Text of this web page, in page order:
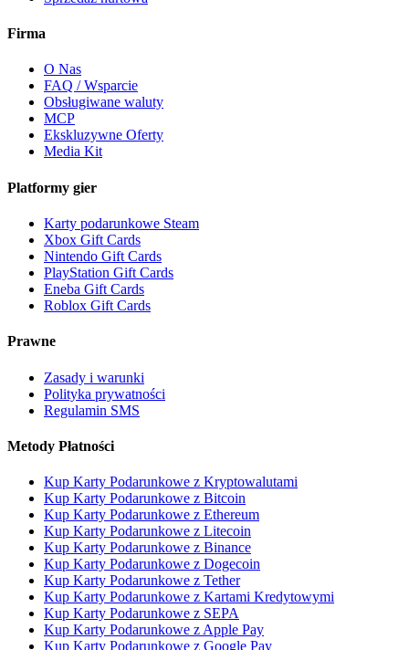
Firma
O Nas
FAQ / Wsparcie
Obsługiwane waluty
MCP
Ekskluzywne Oferty
Media Kit
Platformy gier
Karty podarunkowe Steam
Xbox Gift Cards
Nintendo Gift Cards
PlayStation Gift Cards
Eneba Gift Cards
Roblox Gift Cards
Prawne
Zasady i warunki
Polityka prywatności
Regulamin SMS
Metody Płatności
Kup Karty Podarunkowe z Kryptowalutami
Kup Karty Podarunkowe z Bitcoin
Kup Karty Podarunkowe z Ethereum
Kup Karty Podarunkowe z Litecoin
Kup Karty Podarunkowe z Binance
Kup Karty Podarunkowe z Dogecoin
Kup Karty Podarunkowe z Tether
Kup Karty Podarunkowe z Kartami Kredytowymi
Kup Karty Podarunkowe z SEPA
Kup Karty Podarunkowe z Apple Pay
Kup Karty Podarunkowe z Google Pay